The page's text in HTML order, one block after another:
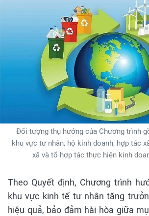
Đối tượng thụ hưởng của Chương trình
khu vực tư nhân, hộ kinh doanh, hợp tác
xã và tổ hợp tác thực hiện kinh
Theo Quyết định, Chương trình
khu vực kinh tế tư nhân tăng
hiệu quả, bảo đảm hài hòa giữa